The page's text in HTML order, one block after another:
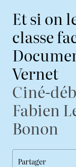
Et si on
classe
Vernet
Ciné-
Fabien
Bonon
Partager